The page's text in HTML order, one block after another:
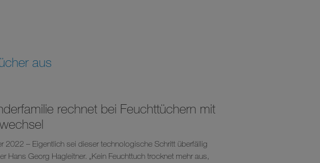
aus
rechnet bei Feuchttüchern mit
2022 – Eigentlich sei dieser technologische Schritt überfällig
Hans Georg Hagleitner. „Kein Feuchttuch trocknet mehr aus,